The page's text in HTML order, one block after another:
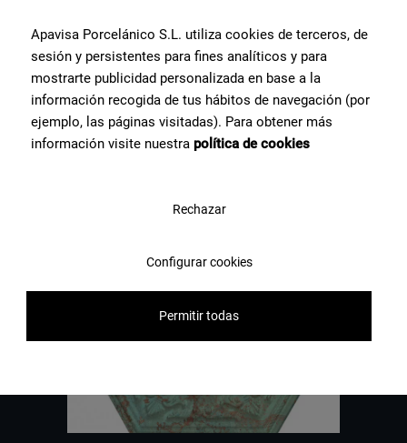
disposons chez Apavisa Porcelánico. Nous vous apportons notre
conseil et notre aide pour ce dont vous avez besoin pour réaliser
votre projet.
Contactez-nous
Apavisa Porcelánico S.L. utiliza cookies de terceros, de
sesión y persistentes para fines analíticos y para
mostrarte publicidad personalizada en base a la
información recogida de tus hábitos de navegación (por
ejemplo, las páginas visitadas). Para obtener más
información visite nuestra política de cookies
Rechazar
Configurar cookies
Permitir todas